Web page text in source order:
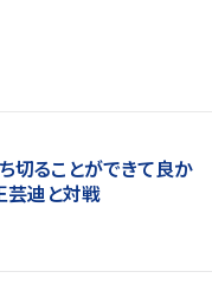
切ることができて良か
芸迪と対戦